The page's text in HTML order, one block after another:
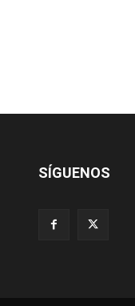
SÍGUENOS